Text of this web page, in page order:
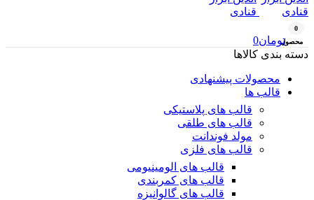
0
محصولتومان0
دسته بندی کالاها
محصولات پیشنهادی
قالب ها
قالب های پلاستیکی
قالب های طلقی
مولد فوندانت
قالب های فلزی
قالب های الومینیومی
قالب های کمربندی
قالب های گالوانیزه